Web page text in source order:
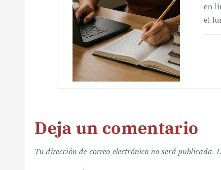
en
el
Deja un comentario
Tu dirección de correo electrónico no será publicada.